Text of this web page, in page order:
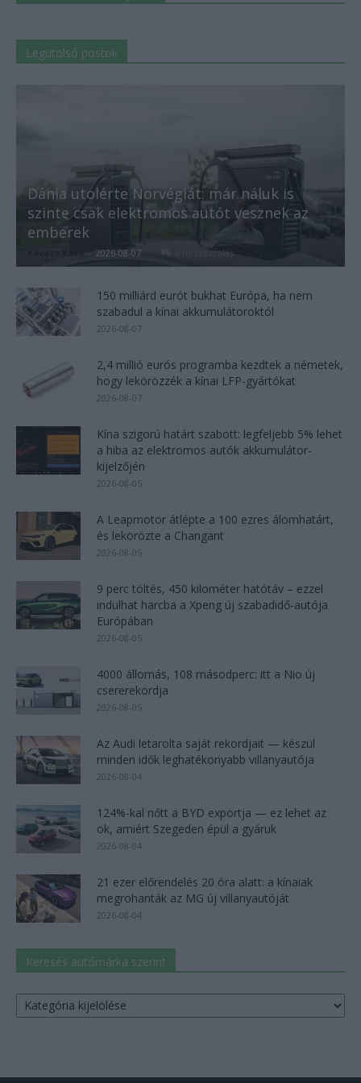
Legutolsó postok
Dánia utolérte Norvégiát: már náluk is
szinte csak elektromos autót vesznek az
emberek
- 2026-08-07 0 hozzászólás
150 milliárd eurót bukhat Európa, ha nem
szabadul a kínai akkumulátoroktól
2026-08-07
2,4 millió eurós programba kezdtek a németek,
hogy lekörözzék a kínai LFP-gyártókat
2026-08-07
Kína szigorú határt szabott: legfeljebb 5% lehet
a hiba az elektromos autók akkumulátor-
kijelzőjén
2026-08-05
A Leapmotor átlépte a 100 ezres álomhatárt,
és lekörözte a Changant
2026-08-05
9 perc töltés, 450 kilométer hatótáv – ezzel
indulhat harcba a Xpeng új szabadidő-autója
Európában
2026-08-05
4000 állomás, 108 másodperc: itt a Nio új
csererekordja
2026-08-05
Az Audi letarolta saját rekordjait — készül
minden idők leghatékonyabb villanyautója
2026-08-04
124%-kal nőtt a BYD exportja — ez lehet az
ok, amiért Szegeden épül a gyáruk
2026-08-04
21 ezer előrendelés 20 óra alatt: a kínaiak
megrohanták az MG új villanyautóját
2026-08-04
Keresés autómárka szerint
Keresés
autómárka